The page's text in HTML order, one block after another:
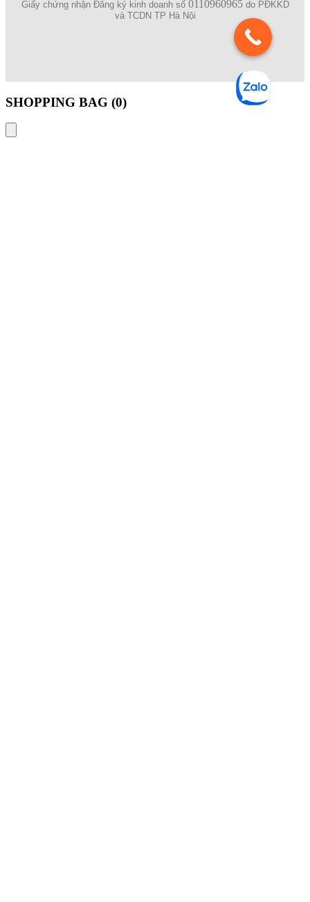
Giấy chứng nhận Đăng ký kinh doanh số 0110960965do PĐKKD
và TCDN TP Hà Nội
SHOPPING BAG (0)